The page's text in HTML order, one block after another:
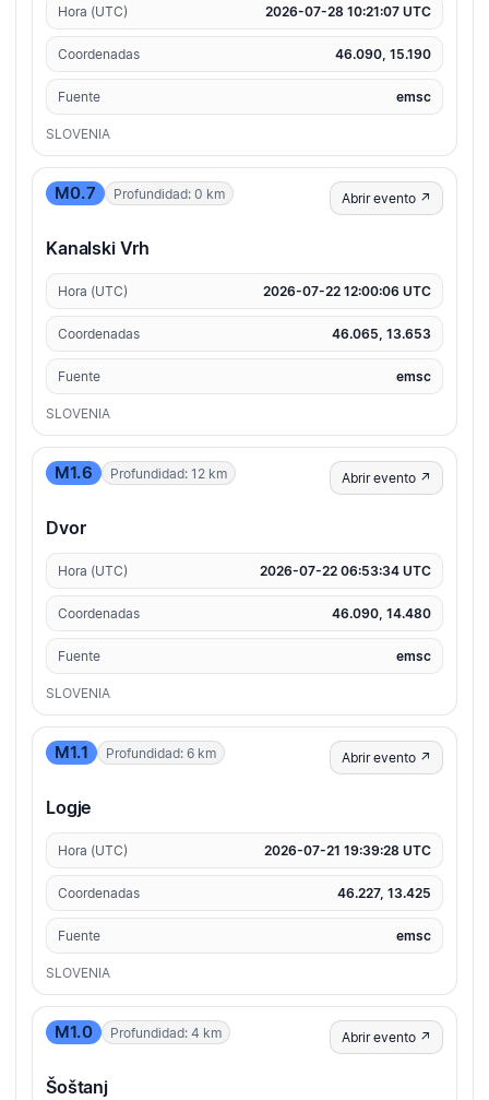
Hora (UTC) 2026-07-28 10:21:07 UTC
Coordenadas 46.090, 15.190
Fuente emsc
SLOVENIA
M0.7 Profundidad: 0 km Abrir evento ↗
Kanalski Vrh
Hora (UTC) 2026-07-22 12:00:06 UTC
Coordenadas 46.065, 13.653
Fuente emsc
SLOVENIA
M1.6 Profundidad: 12 km Abrir evento ↗
Dvor
Hora (UTC) 2026-07-22 06:53:34 UTC
Coordenadas 46.090, 14.480
Fuente emsc
SLOVENIA
M1.1 Profundidad: 6 km Abrir evento ↗
Logje
Hora (UTC) 2026-07-21 19:39:28 UTC
Coordenadas 46.227, 13.425
Fuente emsc
SLOVENIA
M1.0 Profundidad: 4 km Abrir evento ↗
Šoštanj